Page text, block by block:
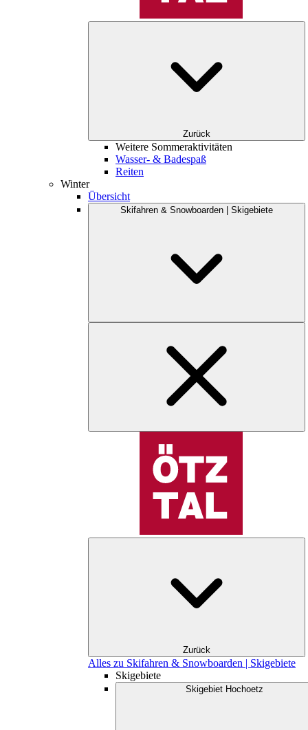
Zurück
Weitere Sommeraktivitäten
Wasser- & Badespaß
Reiten
Winter
Übersicht
Skifahren & Snowboarden | Skigebiete
Zurück
Alles zu Skifahren & Snowboarden | Skigebiete
Skigebiete
Skigebiet Hochoetz